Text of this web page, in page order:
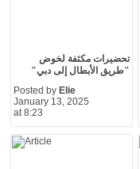
تحضيرات مكثفة لخوض
"طريق الأبطال إلى دبي"
Posted by Elie
January 13, 2025
at 8:23